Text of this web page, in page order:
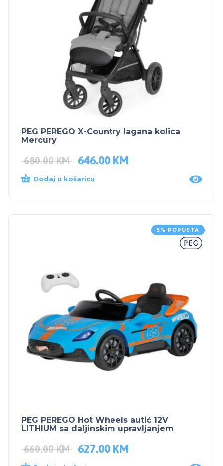
PEG PEREGO X-Country lagana kolica
Mercury
680.00KM 646.00 KM
Dodaj u košaricu
5% POPUSTA
PEG PEREGO Hot Wheels autić 12V
LITHIUM sa daljinskim upravljanjem
660.00KM 627.00 KM